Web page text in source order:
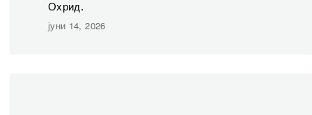
Охрид.
јуни 14, 2026